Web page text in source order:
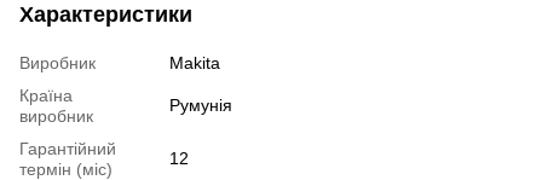
Характеристики
Виробник
Makita
Країна
виробник
Румунія
Гарантійний
термін (міс)
12